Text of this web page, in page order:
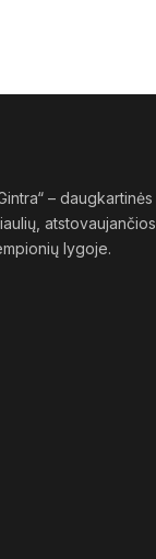
– daugkartinės
atstovaujančios
lygoje.